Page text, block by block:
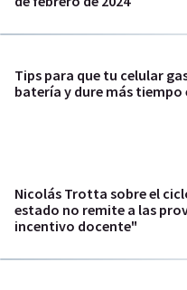
Tips para que tu celular
batería y dure más tiempo
Nicolás Trotta sobre el
estado no remite a las
incentivo docente"